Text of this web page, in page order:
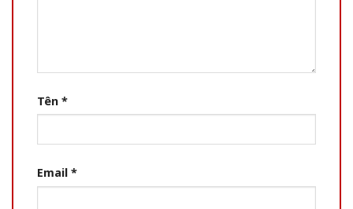
Tên *
Email *